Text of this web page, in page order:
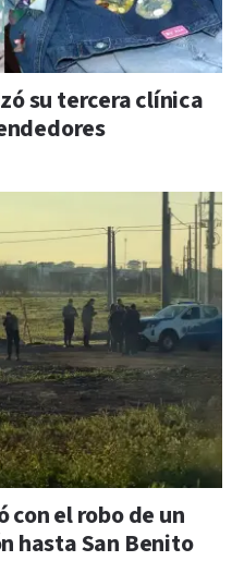
su tercera clínica
con el robo de un
hasta San Benito